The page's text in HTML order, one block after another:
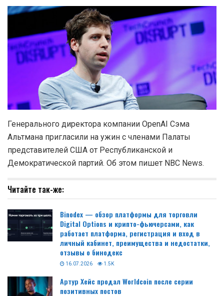
Генерального директора компании OpenAI Сэма
Альтмана пригласили на ужин с членами Палаты
представителей США от Республиканской и
Демократической партий. Об этом пишет NBC News.
Читайте так-же:
Binodex — обзор платформы для торговли
Digital Options и крипто-фьючерсами, как
работает платформа, регистрация и вход в
личный кабинет, преимущества и недостатки,
отзывы о бинодекс
16.07.2026 1.5K
Артур Хейс продал Worldcoin после серии
позитивных постов